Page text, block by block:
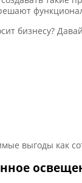
бизнесу?
выгоды как